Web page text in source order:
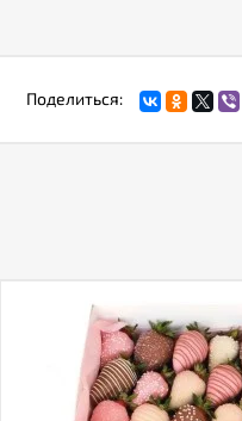
Поделиться: